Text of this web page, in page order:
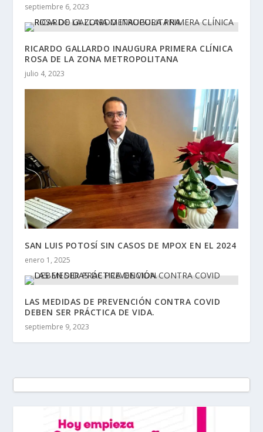
septiembre 6, 2023
RICARDO GALLARDO INAUGURA PRIMERA CLÍNICA
ROSA DE LA ZONA METROPOLITANA
julio 4, 2023
SAN LUIS POTOSÍ SIN CASOS DE MPOX EN EL 2024
enero 1, 2025
LAS MEDIDAS DE PREVENCIÓN CONTRA COVID
DEBEN SER PRÁCTICA DE VIDA.
septiembre 9, 2023